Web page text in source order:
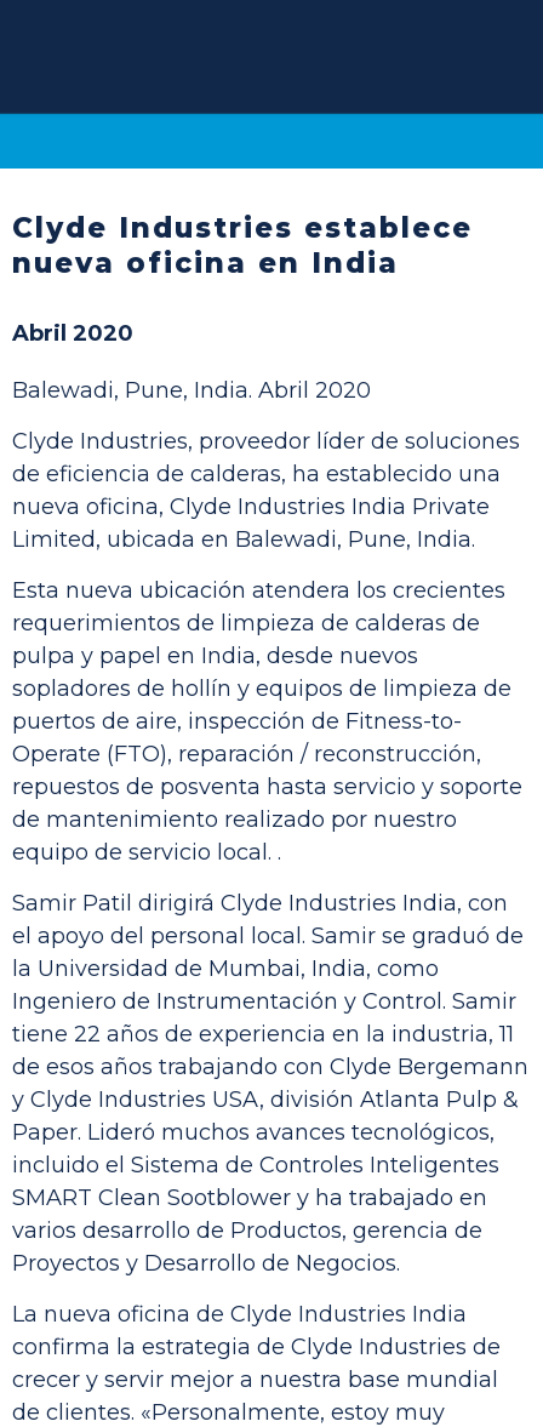
Clyde Industries establece
nueva oficina en India
Abril 2020
Balewadi, Pune, India. Abril 2020
Clyde Industries, proveedor líder de soluciones
de eficiencia de calderas, ha establecido una
nueva oficina, Clyde Industries India Private
Limited, ubicada en Balewadi, Pune, India.
Esta nueva ubicación atendera los crecientes
requerimientos de limpieza de calderas de
pulpa y papel en India, desde nuevos
sopladores de hollín y equipos de limpieza de
puertos de aire, inspección de Fitness-to-
Operate (FTO), reparación / reconstrucción,
repuestos de posventa hasta servicio y soporte
de mantenimiento realizado por nuestro
equipo de servicio local. .
Samir Patil dirigirá Clyde Industries India, con
el apoyo del personal local. Samir se graduó de
la Universidad de Mumbai, India, como
Ingeniero de Instrumentación y Control. Samir
tiene 22 años de experiencia en la industria, 11
de esos años trabajando con Clyde Bergemann
y Clyde Industries USA, división Atlanta Pulp &
Paper. Lideró muchos avances tecnológicos,
incluido el Sistema de Controles Inteligentes
SMART Clean Sootblower y ha trabajado en
varios desarrollo de Productos, gerencia de
Proyectos y Desarrollo de Negocios.
La nueva oficina de Clyde Industries India
confirma la estrategia de Clyde Industries de
crecer y servir mejor a nuestra base mundial
de clientes. «Personalmente, estoy muy